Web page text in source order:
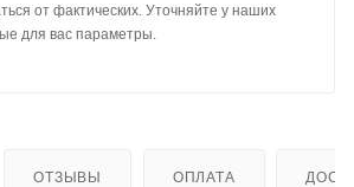
от фактических. Уточняйте у наших
для вас параметры.
ОТЗЫВЫ ОПЛАТА